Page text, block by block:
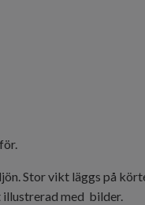
Stor vikt läggs på
illustrerad med bilder.